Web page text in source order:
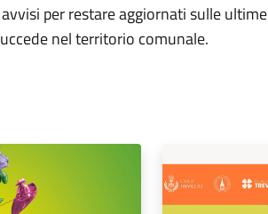
per restare aggiornati sulle ultime
nel territorio comunale.